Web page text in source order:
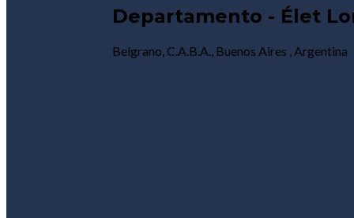
Departamento - Élet
Belgrano, C.A.B.A., Buenos Aires , Argentina